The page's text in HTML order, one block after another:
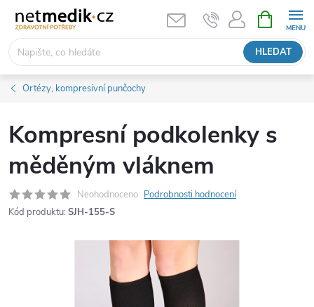
obsah
HLEDAT
NÁKUPNÍ
KOŠÍK
Ortézy, kompresivní punčochy
Kompresní podkolenky s
měděným vláknem
Neohodnoceno Podrobnosti hodnocení
Kód produktu: SJH-155-S